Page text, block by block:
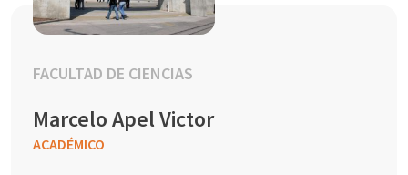
FACULTAD DE CIENCIAS
Marcelo Apel Victor
ACADÉMICO